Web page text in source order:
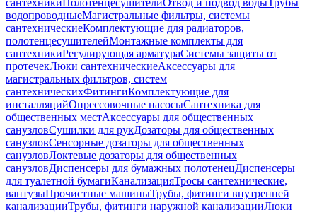
сантехникиПолотенцесушителиОтвод и подвод водыТрубы
водопроводныеМагистральные фильтры, системы
сантехническиеКомплектующие для радиаторов,
полотенцесушителейМонтажные комплекты для
сантехникиРегулирующая арматураСистемы защиты от
протечекЛюки сантехническиеАксессуары для
магистральных фильтров, систем
сантехническихФитингиКомплектующие для
инсталляцийОпрессовочные насосыСантехника для
общественных местАксессуары для общественных
санузловСушилки для рукДозаторы для общественных
санузловСенсорные дозаторы для общественных
санузловЛоктевые дозаторы для общественных
санузловДиспенсеры для бумажных полотенецДиспенсеры
для туалетной бумагиКанализацияТросы сантехнические,
вантузыПрочистные машиныТрубы, фитинги внутренней
канализацииТрубы, фитинги наружной канализацииЛюки